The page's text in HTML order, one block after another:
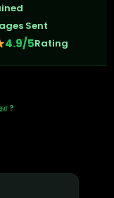
Sent
4.9/5Rating